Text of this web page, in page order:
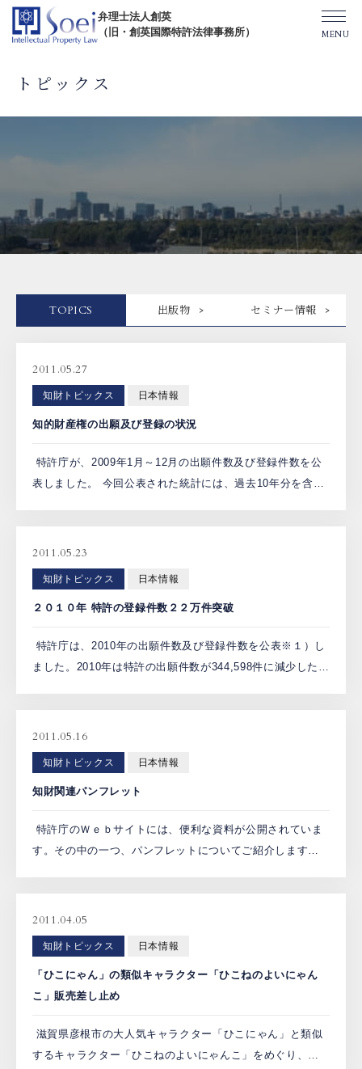
弁理士法人創英
（旧・創英国際特許法律事務所）
オフィス一覧
弁理士紹介
SHIP（米国直接出願）
PCTnavi
お問い合わせ
日本語 English
トピックス
TOPICS 出版物 セミナー情報
2011.05.27
知財トピックス 日本情報
知的財産権の出願及び登録の状況
特許庁が、2009年1月～12月の出願件数及び登録件数を公
表しました。 今回公表された統計には、過去10年分を含む
2011.05.23
知財トピックス 日本情報
２０１０年 特許の登録件数２２万件突破
特許庁は、2010年の出願件数及び登録件数を公表※１）し
ました。2010年は特許の出願件数が344,598件に減少したの
2011.05.16
知財トピックス 日本情報
知財関連パンフレット
特許庁のＷｅｂサイトには、便利な資料が公開されていま
す。その中の一つ、パンフレットについてご紹介します。
の案内等 […]
2011.04.05
知財トピックス 日本情報
「ひこにゃん」の類似キャラクター「ひこねのよいにゃん
こ」販売差し止め
滋賀県彦根市の大人気キャラクター「ひこにゃん」と類似
するキャラクター「ひこねのよいにゃんこ」をめぐり、著